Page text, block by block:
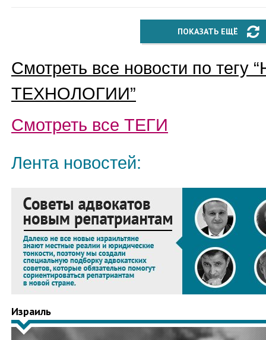
ПОКАЗАТЬ ЕЩЁ
Смотреть все новости по тегу “
ТЕХНОЛОГИИ”
Смотреть все ТЕГИ
Лента новостей:
Израиль